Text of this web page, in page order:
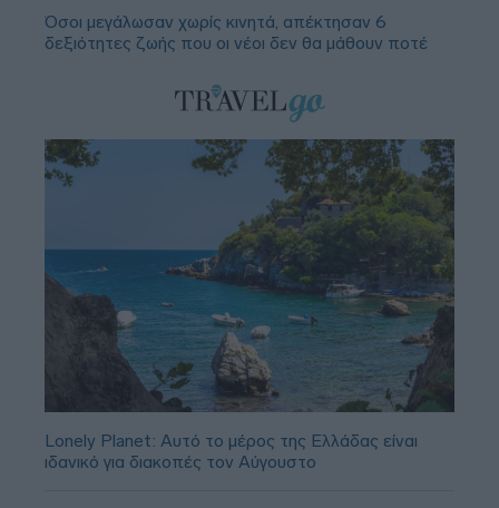
Όσοι μεγάλωσαν χωρίς κινητά, απέκτησαν 6
δεξιότητες ζωής που οι νέοι δεν θα μάθουν ποτέ
Lonely Planet: Αυτό το μέρος της Ελλάδας είναι
ιδανικό για διακοπές τον Αύγουστο